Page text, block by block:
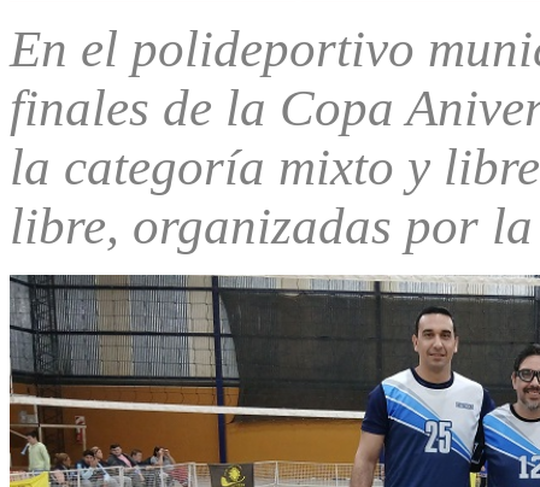
En el polideportivo
finales de la Copa
la categoría mixto y
libre, organizadas por